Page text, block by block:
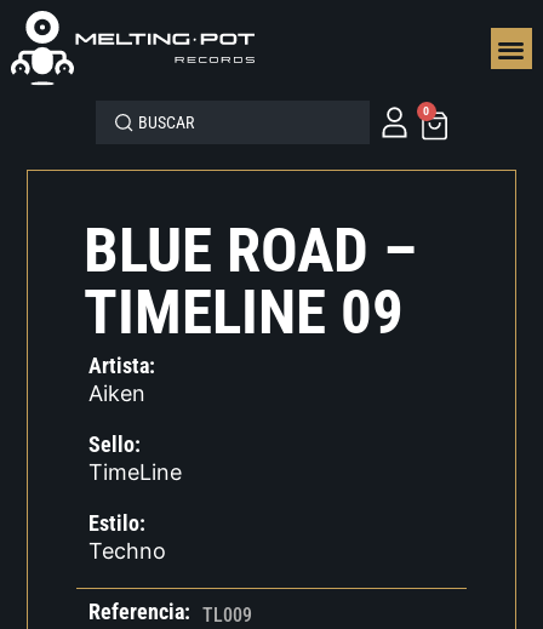
0
BLUE ROAD –
TIMELINE 09
Artista:
Aiken
Sello:
TimeLine
Estilo:
Techno
Referencia: TL009